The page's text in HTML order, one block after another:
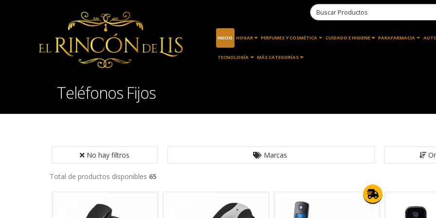
INICIO HOGAR PERFUMES Y COSMÉTICA CUIDADO E HIGIENE PARAFARMACIA
TECNOLOGÍA MÁS CATEGORÍAS
Teléfonos Fijos
No hay filtros Marcas
Total de productos disponibles 65